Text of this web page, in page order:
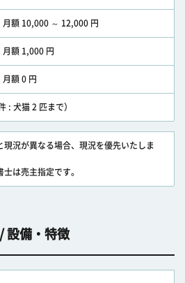
月額 10,000 ～ 12,000 円
月額 1,000 円
月額 0 円
: 犬猫 2 匹まで）
況が異なる場合、現況を優先いたしま
は売主指定です。
設備・特徴